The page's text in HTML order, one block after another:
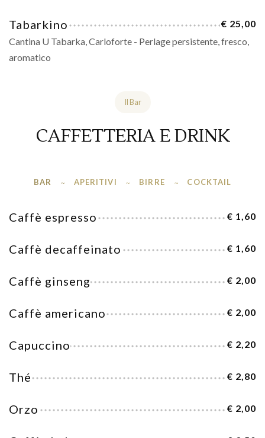
Tabarkino
€ 25,00
Cantina U Tabarka, Carloforte - Perlage persistente, fresco,
aromatico
Il Bar
CAFFETTERIA E DRINK
BAR APERITIVI BIRRE COCKTAIL
Caffè espresso € 1,60
Caffè decaffeinato € 1,60
Caffè ginseng € 2,00
Caffè americano € 2,00
Capuccino € 2,20
Thé € 2,80
Orzo € 2,00